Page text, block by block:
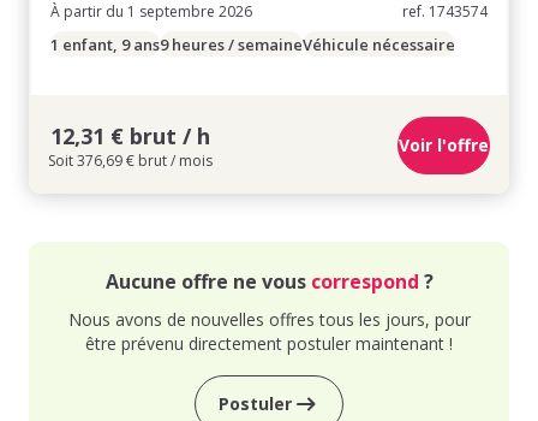
À partir du 1 septembre 2026
ref. 1743574
1 enfant, 9 ans9 heures / semaineVéhicule nécessaire
12,31 € brut / h
Soit 376,69 € brut / mois
Voir l'offre
Aucune offre ne vous correspond ?
Nous avons de nouvelles offres tous les jours, pour
être prévenu directement postuler maintenant !
Postuler